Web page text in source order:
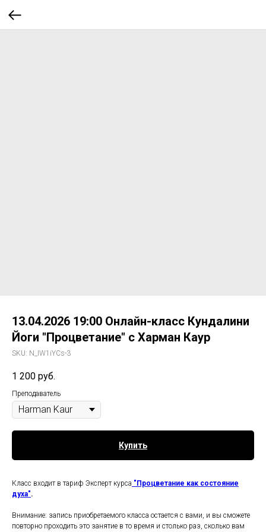
13.04.2026 19:00 Онлайн-класс Кундалини
Йоги "Процветание" с Харман Каур
SKU: N_IW1iYCs-3
1 200 руб.
Преподаватель
Купить
Класс входит в тариф Эксперт курса "Процветание как состояние
духа".
Внимание: запись приобретаемого класса остается с вами, и вы сможете
повторно проходить это занятие в то время и столько раз, сколько вам